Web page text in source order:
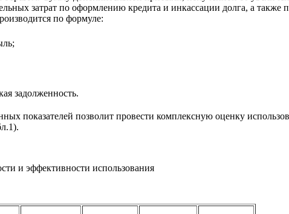
затрат по оформлению кредита и инкассации долга, а также
по формуле:
задолженность.
показателей позволит провести комплексную оценку
и эффективности использования